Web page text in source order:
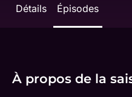
Détails Épisodes
À propos de la